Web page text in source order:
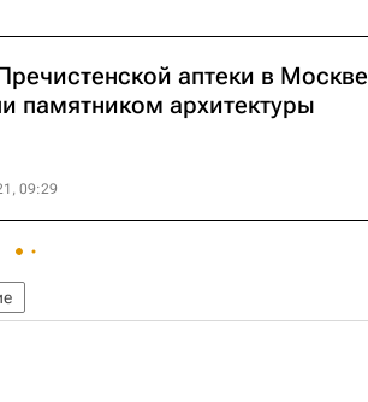
аптеки в Москве
памятником архитектуры
09:29